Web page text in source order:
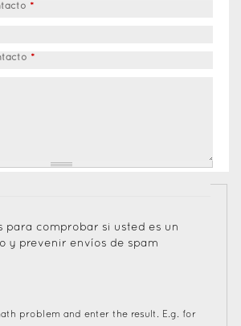
*
*
para comprobar si usted es un
y prevenir envíos de spam
problem and enter the result. E.g. for